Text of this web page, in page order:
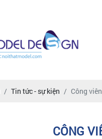
Tin tức - sự kiện Công
CÔNG